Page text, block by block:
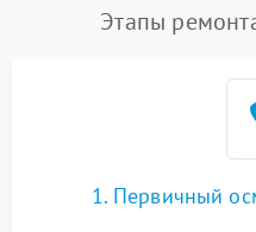
Проблемы с
подключением внешних
Ошибки в работе
оперативной памяти
Этапы
1. Первичный